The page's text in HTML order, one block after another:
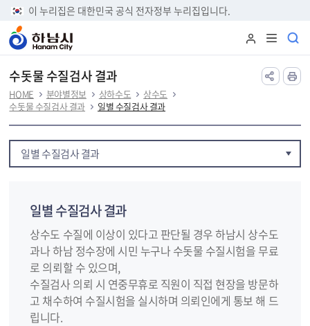
본문 바로가기
이 누리집은 대한민국 공식 전자정부 누리집입니다.
수돗물 수질검사 결과
HOME 분야별정보 상하수도
상수도
수돗물 수질검사 결과
일별 수질검사 결과
일별 수질검사 결과
일별 수질검사 결과
상수도 수질에 이상이 있다고 판단될 경우 하남시 상수도
과나 하남 정수장에 시민 누구나 수돗물 수질시험을 무료
로 의뢰할 수 있으며,
수질검사 의뢰 시 연중무휴로 직원이 직접 현장을 방문하
고 채수하여 수질시험을 실시하며 의뢰인에게 통보 해 드
립니다.